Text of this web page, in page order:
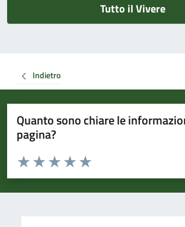
Tutto il Vivere
Indietro
Quanto sono chiare le
pagina?
Valuta da 1 a 5 stelle la pagina
Valuta 5 stelle su 5
Valuta 4 stelle su 5
Valuta 3 stelle su 5
Valuta 2 stelle su 5
Valuta 1 stelle su 5